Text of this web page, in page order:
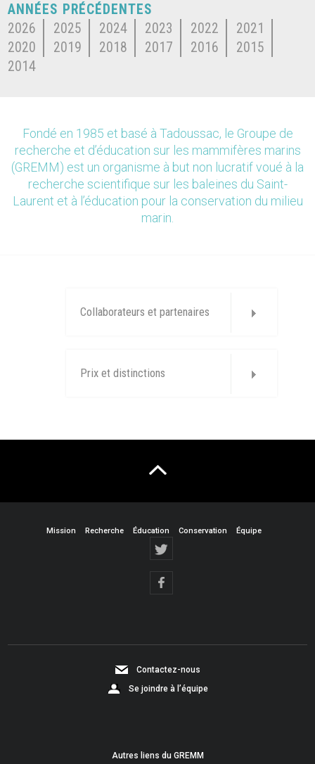
ANNÉES PRÉCÉDENTES
2026
2025 2024 2023 2022
2021
2020
2019 2018 2017 2016
2015
2014
Fondé en 1985 et basé à Tadoussac, le Groupe de
recherche et d’éducation sur les mammifères marins
(GREMM) est un organisme à but non lucratif voué à la
recherche scientifique sur les baleines du Saint-
Laurent et à l’éducation pour la conservation du milieu
marin.
Collaborateurs et partenaires
Prix et distinctions
Mission Recherche Éducation Conservation Équipe
Contactez-nous
Se joindre à l’équipe
Autres liens du GREMM